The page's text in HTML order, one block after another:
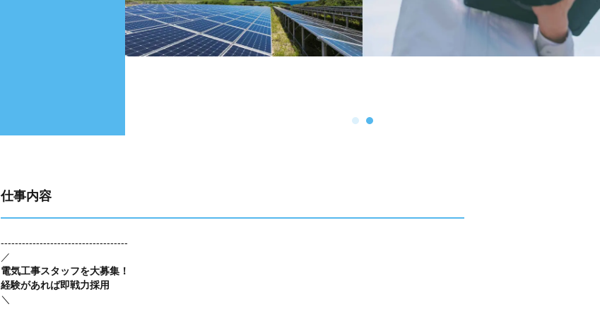
仕事内容
------------------------------------
／
電気工事スタッフを大募集！
経験があれば即戦力採用
＼